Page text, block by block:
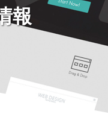
報